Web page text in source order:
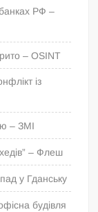
РФ –
– OSINT
із
– ЗМІ
– Флеш
у Гданську
будівля